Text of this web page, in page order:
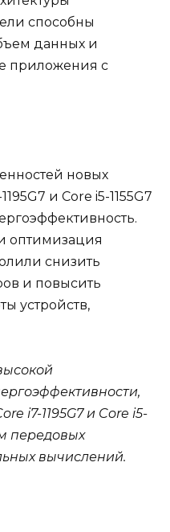
способны
данных и
приложения с
новых
и Core i5-1155G7
оптимизация
снизить
и повысить
устройств,
i7-1195G7 и Core i5-
передовых
вычислений.